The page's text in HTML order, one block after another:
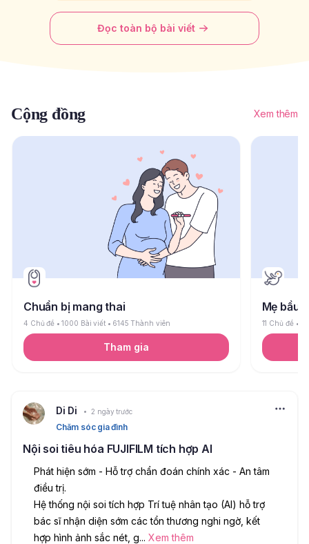
Đọc toàn bộ bài viết
Cộng đồng Xem thêm
Chuẩn bị mang thai
4 Chủ đề 1000 Bài viết 6145 Thành viên
Tham gia
Mẹ bầu
11 Chủ đề
Di Di 2 ngày trước
Chăm sóc gia đình
Nội soi tiêu hóa FUJIFILM tích hợp AI
Phát hiện sớm - Hỗ trợ chẩn đoán chính xác - An tâm
điều trị.
Hệ thống nội soi tích hợp Trí tuệ nhân tạo (AI) hỗ trợ
bác sĩ nhận diện sớm các tổn thương nghi ngờ, kết
hợp hình ảnh sắc nét, g... Xem thêm